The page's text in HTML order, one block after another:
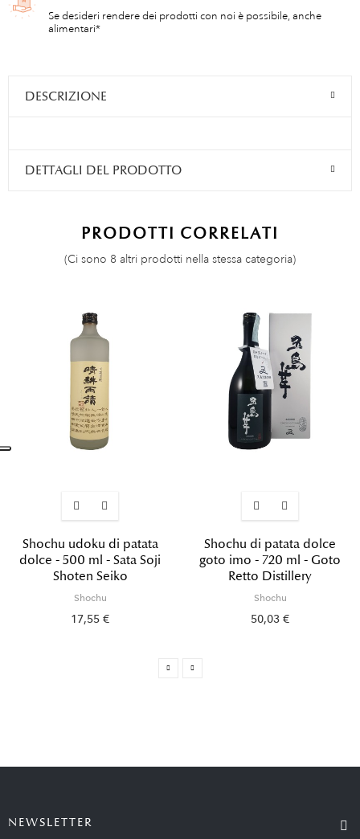
Se desideri rendere dei prodotti con noi è possibile, anche
alimentari*
DESCRIZIONE
DETTAGLI DEL PRODOTTO
PRODOTTI CORRELATI
(Ci sono 8 altri prodotti nella stessa categoria)
Shochu udoku di patata
dolce - 500 ml - Sata Soji
Shoten Seiko
Shochu
17,55 €
Shochu di patata dolce
goto imo - 720 ml - Goto
Retto Distillery
Shochu
50,03 €
NEWSLETTER